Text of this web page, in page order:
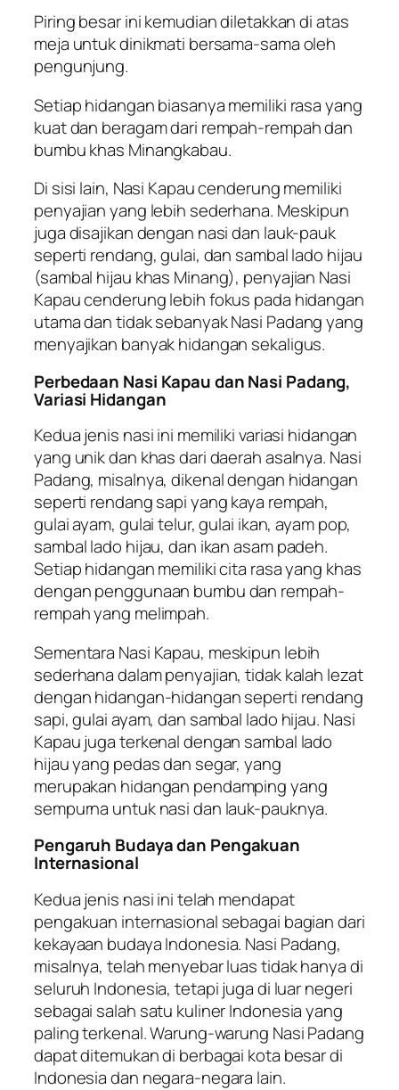
Piring besar ini kemudian diletakkan di atas
meja untuk dinikmati bersama-sama oleh
pengunjung.
Setiap hidangan biasanya memiliki rasa yang
kuat dan beragam dari rempah-rempah dan
bumbu khas Minangkabau.
Di sisi lain, Nasi Kapau cenderung memiliki
penyajian yang lebih sederhana. Meskipun
juga disajikan dengan nasi dan lauk-pauk
seperti rendang, gulai, dan sambal lado hijau
(sambal hijau khas Minang), penyajian Nasi
Kapau cenderung lebih fokus pada hidangan
utama dan tidak sebanyak Nasi Padang yang
menyajikan banyak hidangan sekaligus.
Perbedaan Nasi Kapau dan Nasi Padang,
Variasi Hidangan
Kedua jenis nasi ini memiliki variasi hidangan
yang unik dan khas dari daerah asalnya. Nasi
Padang, misalnya, dikenal dengan hidangan
seperti rendang sapi yang kaya rempah,
gulai ayam, gulai telur, gulai ikan, ayam pop,
sambal lado hijau, dan ikan asam padeh.
Setiap hidangan memiliki cita rasa yang khas
dengan penggunaan bumbu dan rempah-
rempah yang melimpah.
Sementara Nasi Kapau, meskipun lebih
sederhana dalam penyajian, tidak kalah lezat
dengan hidangan-hidangan seperti rendang
sapi, gulai ayam, dan sambal lado hijau. Nasi
Kapau juga terkenal dengan sambal lado
hijau yang pedas dan segar, yang
merupakan hidangan pendamping yang
sempurna untuk nasi dan lauk-pauknya.
Pengaruh Budaya dan Pengakuan
Internasional
Kedua jenis nasi ini telah mendapat
pengakuan internasional sebagai bagian dari
kekayaan budaya Indonesia. Nasi Padang,
misalnya, telah menyebar luas tidak hanya di
seluruh Indonesia, tetapi juga di luar negeri
sebagai salah satu kuliner Indonesia yang
paling terkenal. Warung-warung Nasi Padang
dapat ditemukan di berbagai kota besar di
Indonesia dan negara-negara lain.